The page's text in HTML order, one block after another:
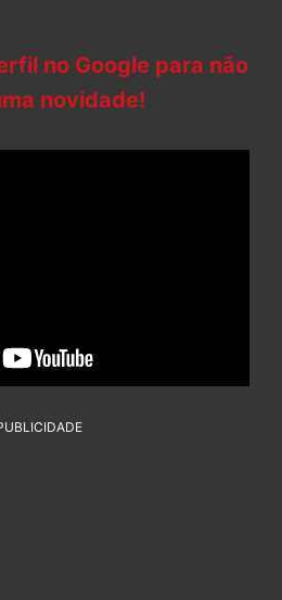
no Google para não
novidade!